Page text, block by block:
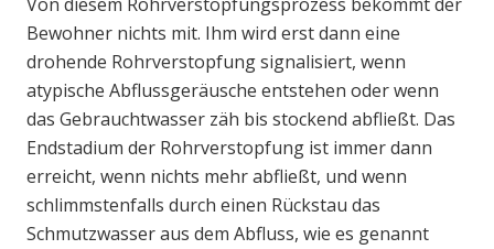
Bewohner nichts mit. Ihm wird erst dann eine
drohende Rohrverstopfung signalisiert, wenn
atypische Abflussgeräusche entstehen oder wenn
das Gebrauchtwasser zäh bis stockend abfließt. Das
Endstadium der Rohrverstopfung ist immer dann
erreicht, wenn nichts mehr abfließt, und wenn
schlimmstenfalls durch einen Rückstau das
Schmutzwasser aus dem Abfluss, wie es genannt